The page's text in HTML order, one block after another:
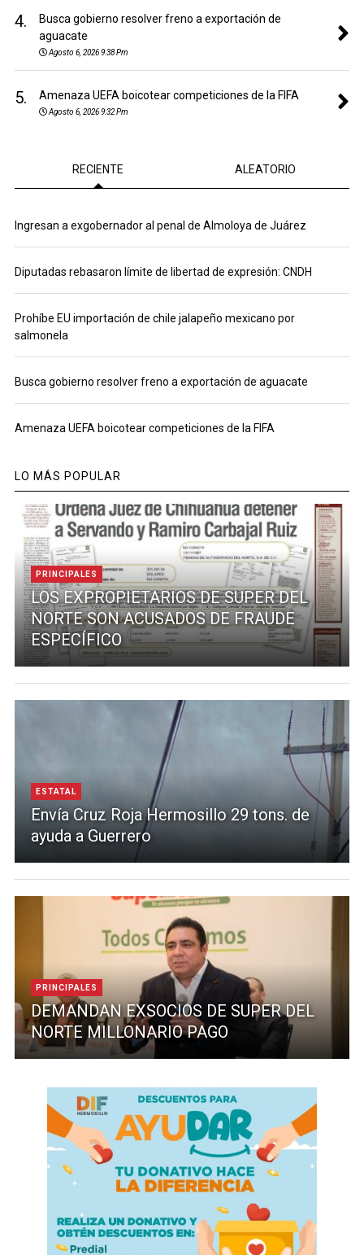
4.
Busca gobierno resolver freno a exportación de
aguacate
Agosto 6, 2026 9:38 Pm
5. Amenaza UEFA boicotear competiciones de la FIFA
Agosto 6, 2026 9:32 Pm
RECIENTE ALEATORIO
Ingresan a exgobernador al penal de Almoloya de Juárez
Diputadas rebasaron límite de libertad de expresión: CNDH
Prohíbe EU importación de chile jalapeño mexicano por
salmonela
Busca gobierno resolver freno a exportación de aguacate
Amenaza UEFA boicotear competiciones de la FIFA
LO MÁS POPULAR
PRINCIPALES
LOS EXPROPIETARIOS DE SUPER DEL
NORTE SON ACUSADOS DE FRAUDE
ESPECÍFICO
ESTATAL
Envía Cruz Roja Hermosillo 29 tons. de
ayuda a Guerrero
PRINCIPALES
DEMANDAN EXSOCIOS DE SUPER DEL
NORTE MILLONARIO PAGO